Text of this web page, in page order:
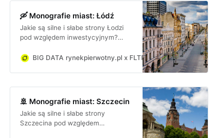
🛶 Monografie miast: Łódź
Jakie są silne i słabe strony Łodzi
pod względem inwestycyjnym?
firmy lub inwestora inwestującego
BIG DATA rynekpierwotny.pl x FLTR Jan Dziekoński
🚢 Monografie miast: Szczecin
Jakie są silne i słabe strony
Szczecina pod względem